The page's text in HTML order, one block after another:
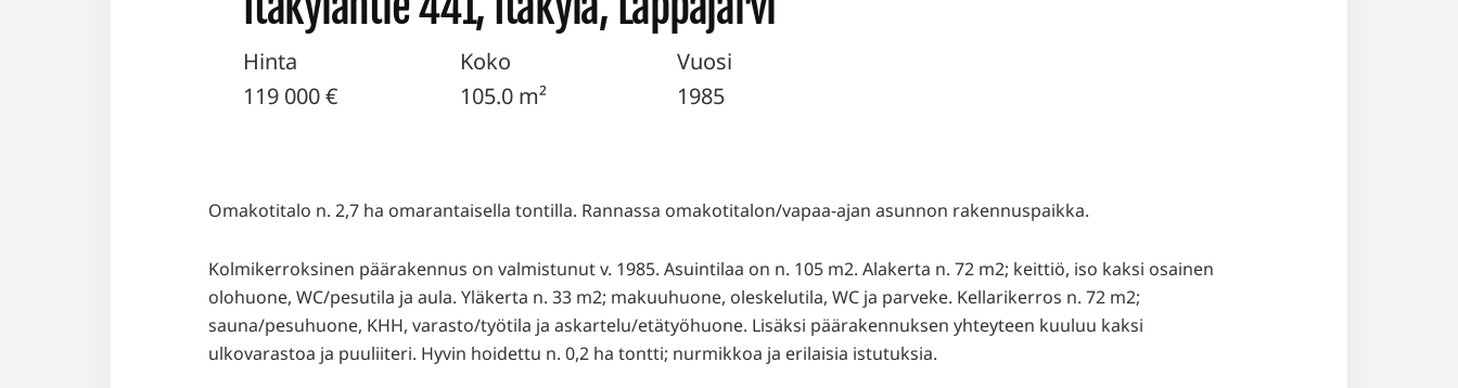
Hinta
119 000 €
Koko
105.0 m²
Vuosi
1985
Omakotitalo n. 2,7 ha omarantaisella tontilla. Rannassa omakotitalon/vapaa-ajan asunnon rakennuspaikka.
Kolmikerroksinen päärakennus on valmistunut v. 1985. Asuintilaa on n. 105 m2. Alakerta n. 72 m2; keittiö, iso kaksi osainen
olohuone, WC/pesutila ja aula. Yläkerta n. 33 m2; makuuhuone, oleskelutila, WC ja parveke. Kellarikerros n. 72 m2;
sauna/pesuhuone, KHH, varasto/työtila ja askartelu/etätyöhuone. Lisäksi päärakennuksen yhteyteen kuuluu kaksi
ulkovarastoa ja puuliiteri. Hyvin hoidettu n. 0,2 ha tontti; nurmikkoa ja erilaisia istutuksia.